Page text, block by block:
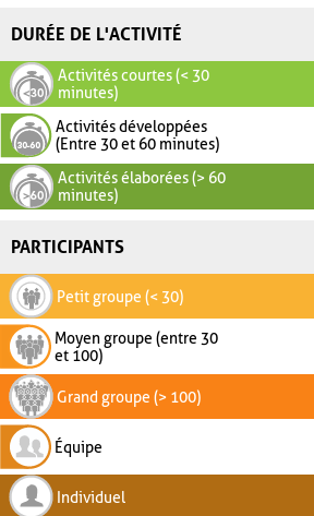
DURÉE DE L'ACTIVITÉ
Activités courtes (< 30
minutes)
Activités développées
(Entre 30 et 60 minutes)
Activités élaborées (> 60
minutes)
PARTICIPANTS
Petit groupe (< 30)
Moyen groupe (entre 30
et 100)
Grand groupe (> 100)
Équipe
Individuel